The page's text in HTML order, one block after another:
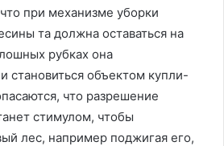
при механизме уборки
та должна оставаться на
рубках она
становиться объектом купли-
что разрешение
стимулом, чтобы
лес, например поджигая его,